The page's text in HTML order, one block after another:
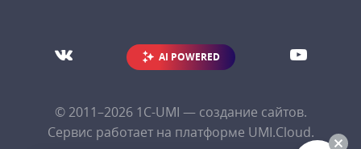
AI POWERED
© 2011–2026 1С-UMI — создание сайтов.
Сервис работает на платформе UMI.Cloud.